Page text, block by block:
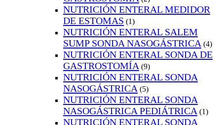
NUTRICIÓN ENTERAL MEDIDOR
DE ESTOMAS (1)
NUTRICIÓN ENTERAL SALEM
SUMP SONDA NASOGÁSTRICA (4)
NUTRICIÓN ENTERAL SONDA DE
GASTROSTOMÍA (9)
NUTRICIÓN ENTERAL SONDA
NASOGÁSTRICA (5)
NUTRICIÓN ENTERAL SONDA
NASOGÁSTRICA PEDIÁTRICA (1)
NUTRICIÓN ENTERAL SONDA